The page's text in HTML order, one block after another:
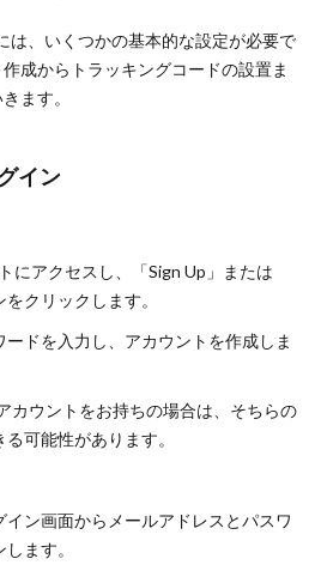
は、いくつかの基本的な設定が必要で
成からトラッキングコードの設置ま
ます。
イン
にアクセスし、「Sign Up」または
クリックします。
ードを入力し、アカウントを作成しま
カウントをお持ちの場合は、そちらの
可能性があります。
ン画面からメールアドレスとパスワ
ます。